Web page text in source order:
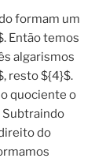
formam um
Então temos
algarismos
resto ${4}$.
quociente o
do